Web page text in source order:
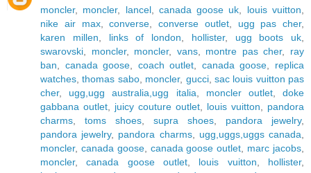
moncler, moncler, lancel, canada goose uk louis vuitton
nike air max,converse converse outlet, ugg pas cher,
karen millen
links of london hollister, ugg boots uk
swarovski
moncler, moncler, vans, montre pas cher, ray
ban
canada goose coach outlet canada goose
replica
watches ,thomas sabo, moncler, gucci, sac louis vuitton pas
cher, ugg,ugg australia,ugg italia moncler outlet,doke
gabbana outlet
juicy couture outlet louis vuitton
pandora
charms
toms shoes supra shoes pandora jewelry,
pandora jewelry, pandora charms, ugg,uggs,uggs canada
moncler, canada goose, canada goose outlet marc jacobs
moncler,canada goose outlet louis vuitton hollister,